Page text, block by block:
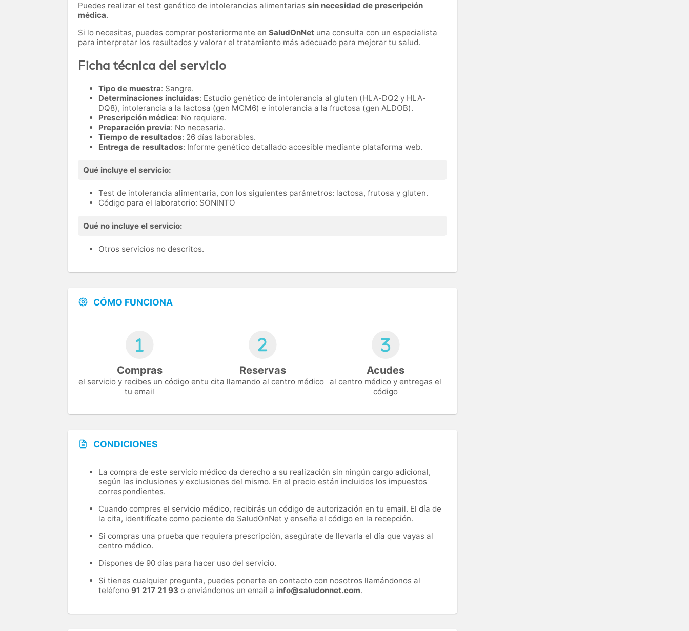
Puedes realizar el test genético de intolerancias alimentarias sin necesidad de prescripción
médica.
Si lo necesitas, puedes comprar posteriormente en SaludOnNet una consulta con un especialista
para interpretar los resultados y valorar el tratamiento más adecuado para mejorar tu salud.
Ficha técnica del servicio
Tipo de muestra: Sangre.
Determinaciones incluidas: Estudio genético de intolerancia al gluten (HLA-DQ2 y HLA-
DQ8), intolerancia a la lactosa (gen MCM6) e intolerancia a la fructosa (gen ALDOB).
Prescripción médica: No requiere.
Preparación previa: No necesaria.
Tiempo de resultados: 26 días laborables.
Entrega de resultados: Informe genético detallado accesible mediante plataforma web.
Qué incluye el servicio:
Test de intolerancia alimentaria, con los siguientes parámetros: lactosa, frutosa y gluten.
Código para el laboratorio: SONINTO
Qué no incluye el servicio:
Otros servicios no descritos.
CÓMO FUNCIONA
Compras
el servicio y recibes un código en
tu email
Reservas
tu cita llamando al centro médico
Acudes
al centro médico y entregas el
código
CONDICIONES
La compra de este servicio médico da derecho a su realización sin ningún cargo adicional,
según las inclusiones y exclusiones del mismo. En el precio están incluidos los impuestos
correspondientes.
Cuando compres el servicio médico, recibirás un código de autorización en tu email. El día de
la cita, identifícate como paciente de SaludOnNet y enseña el código en la recepción.
Si compras una prueba que requiera prescripción, asegúrate de llevarla el día que vayas al
centro médico.
Dispones de 90 días para hacer uso del servicio.
Si tienes cualquier pregunta, puedes ponerte en contacto con nosotros llamándonos al
teléfono 91 217 21 93 o enviándonos un email a info@saludonnet.com.